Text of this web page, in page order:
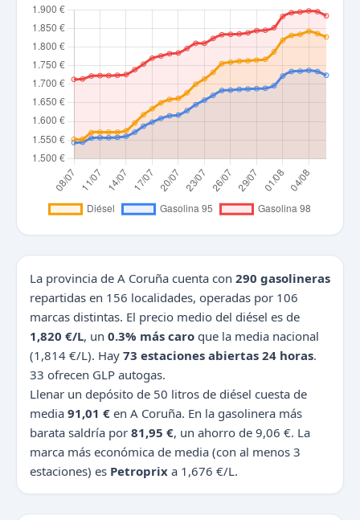
La provincia de A Coruña cuenta con 290 gasolineras
repartidas en 156 localidades, operadas por 106
marcas distintas. El precio medio del diésel es de
1,820 €/L, un 0.3% más caro que la media nacional
(1,814 €/L). Hay 73 estaciones abiertas 24 horas.
33 ofrecen GLP autogas.
Llenar un depósito de 50 litros de diésel cuesta de
media 91,01 € en A Coruña. En la gasolinera más
barata saldría por 81,95 €, un ahorro de 9,06 €. La
marca más económica de media (con al menos 3
estaciones) es Petroprix a 1,676 €/L.